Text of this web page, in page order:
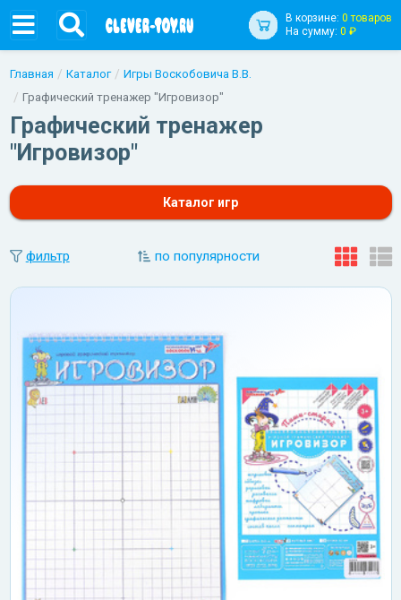
В корзине: 0 товаров
На сумму: 0 ₽
Главная Каталог
Игры Воскобовича В.В.
Графический тренажер "Игровизор"
Графический тренажер
"Игровизор"
Каталог игр
фильтр по популярности